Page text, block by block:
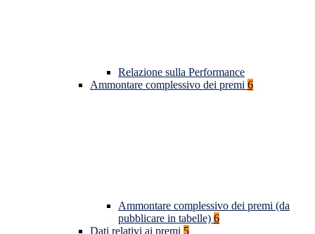
Relazione sulla Performance
Ammontare complessivo dei premi 6
Ammontare complessivo dei premi (da
pubblicare in tabelle) 6
Dati relativi ai premi 5